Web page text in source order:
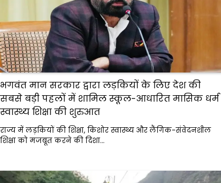
भगवंत मान सरकार द्वारा लड़कियों के लिए देश की
सबसे बड़ी पहलों में शामिल स्कूल-आधारित मासिक धर्म
स्वास्थ्य शिक्षा की शुरुआत
राज्य में लड़कियों की शिक्षा, किशोर स्वास्थ्य और लैंगिक-संवेदनशील
शिक्षा को मजबूत करने की दिशा…